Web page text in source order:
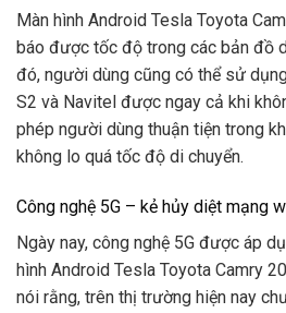
Màn hình Android Tesla Toyota
báo được tốc độ trong các bản đồ
đó, người dùng cũng có thể sử
S2 và Navitel được ngay cả khi
phép người dùng thuận tiện trong
không lo quá tốc độ di chuyển.
Công nghệ 5G – kẻ hủy diệt mạng
Ngày nay, công nghệ 5G được áp
hình Android Tesla Toyota Camry
nói rằng, trên thị trường hiện nay